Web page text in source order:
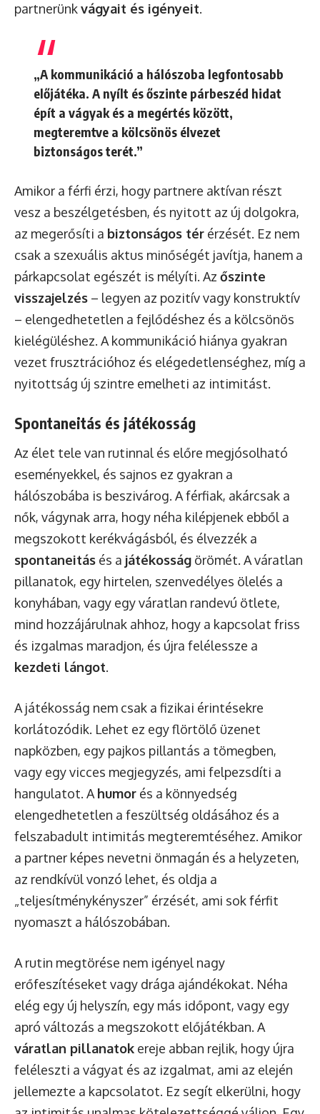
partnerünkvágyait és igényeit.
„A kommunikáció a hálószoba legfontosabb
előjátéka. A nyílt és őszinte párbeszéd hidat
épít a vágyak és a megértés között,
megteremtve a kölcsönös élvezet
biztonságos terét.”
Amikor a férfi érzi, hogy partnere aktívan részt
vesz a beszélgetésben, és nyitott az új dolgokra,
az megerősíti a biztonságos tér érzését. Ez nem
csak a szexuális aktus minőségét javítja, hanem a
párkapcsolat egészét is mélyíti. Az őszinte
visszajelzés – legyen az pozitív vagy konstruktív
– elengedhetetlen a fejlődéshez és a kölcsönös
kielégüléshez. A kommunikáció hiánya gyakran
vezet frusztrációhoz és elégedetlenséghez, míg a
nyitottság új szintre emelheti az intimitást.
Spontaneitás és játékosság
Az élet tele van rutinnal és előre megjósolható
eseményekkel, és sajnos ez gyakran a
hálószobába is beszivárog. A férfiak, akárcsak a
nők, vágynak arra, hogy néha kilépjenek ebből a
megszokott kerékvágásból, és élvezzék a
spontaneitás és a játékosság örömét. A váratlan
pillanatok, egy hirtelen, szenvedélyes ölelés a
konyhában, vagy egy váratlan randevú ötlete,
mind hozzájárulnak ahhoz, hogy a kapcsolat friss
és izgalmas maradjon, és újra felélessze a
kezdeti lángot.
A játékosság nem csak a fizikai érintésekre
korlátozódik. Lehet ez egy flörtölő üzenet
napközben, egy pajkos pillantás a tömegben,
vagy egy vicces megjegyzés, ami felpezsdíti a
hangulatot. A humor és a könnyedség
elengedhetetlen a feszültség oldásához és a
felszabadult intimitás megteremtéséhez. Amikor
a partner képes nevetni önmagán és a helyzeten,
az rendkívül vonzó lehet, és oldja a
„teljesítménykényszer” érzését, ami sok férfit
nyomaszt a hálószobában.
A rutin megtörése nem igényel nagy
erőfeszítéseket vagy drága ajándékokat. Néha
elég egy új helyszín, egy más időpont, vagy egy
apró változás a megszokott előjátékban. A
váratlan pillanatok ereje abban rejlik, hogy újra
feléleszti a vágyat és az izgalmat, ami az elején
jellemezte a kapcsolatot. Ez segít elkerülni, hogy